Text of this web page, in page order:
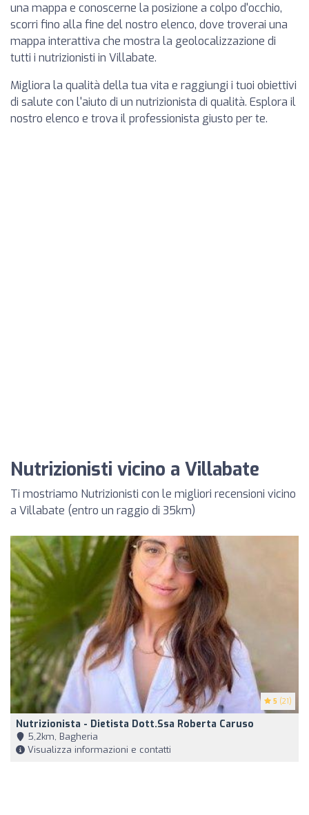
una mappa e conoscerne la posizione a colpo d'occhio,
scorri fino alla fine del nostro elenco, dove troverai una
mappa interattiva che mostra la geolocalizzazione di
tutti i nutrizionisti in Villabate.
Migliora la qualità della tua vita e raggiungi i tuoi obiettivi
di salute con l'aiuto di un nutrizionista di qualità. Esplora il
nostro elenco e trova il professionista giusto per te.
Nutrizionisti vicino a Villabate
Ti mostriamo Nutrizionisti con le migliori recensioni vicino
a Villabate (entro un raggio di 35km)
5 (21)
Nutrizionista - Dietista Dott.ssa Roberta Caruso
5,2km, Bagheria
Visualizza informazioni e contatti